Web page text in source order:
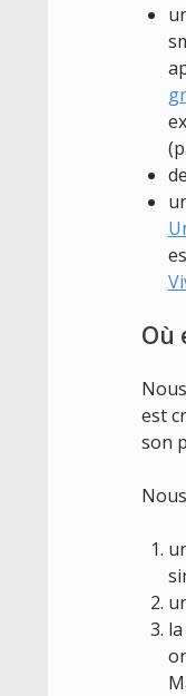
Où
est
son